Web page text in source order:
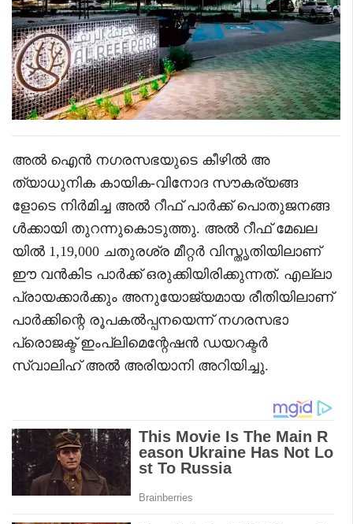
അൽ ഐൻ നഗരസഭയുടെ കീഴിൽ അ
ത്യാധുനിക കായിക-വിനോദ സൗകര്യങ്ങ
ളോടെ നിർമിച്ച അൽ റീഫ് പാർക്ക് പൊതുജനങ്ങ
ൾക്കായി തുറന്നുകൊടുത്തു. അൽ റീഫ് മേഖല
യിൽ 1,19,000 ചതുരശ്ര മീറ്റർ വിസ്തൃതിയിലാണ്
ഈ വൻകിട പാർക്ക് ഒരുക്കിയിരിക്കുന്നത്. എല്ലാ
പ്രായക്കാർക്കും അനുയോജ്യമായ രീതിയിലാണ്
പാർക്കിന്റെ രൂപകൽപ്പനയെന്ന് നഗരസഭാ
പ്രൊജക്ട് ഇംപ്ലിമെന്റേഷൻ ഡയറക്ടർ
സ്വാലിഹ് അൽ അരിയാനി അറിയിച്ചു.